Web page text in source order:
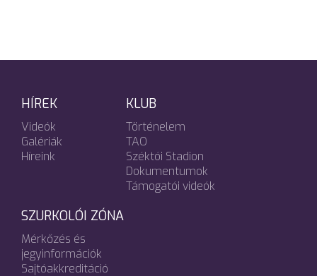
HÍREK
Videók
Galériák
Híreink
KLUB
Történelem
TAO
Széktói Stadion
Dokumentumok
Támogatói videók
SZURKOLÓI ZÓNA
Mérkőzés és
jegyinformációk
Sajtóakkreditáció